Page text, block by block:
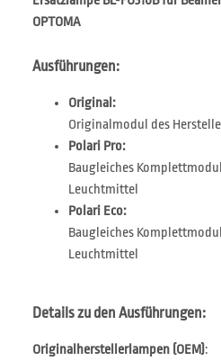
OPTOMA
Ausführungen:
Original:
Originalmodul des
Polari Pro:
Baugleiches
Leuchtmittel
Polari Eco:
Baugleiches
Leuchtmittel
Details zu den Ausführungen:
Originalherstellerlampen (OEM):